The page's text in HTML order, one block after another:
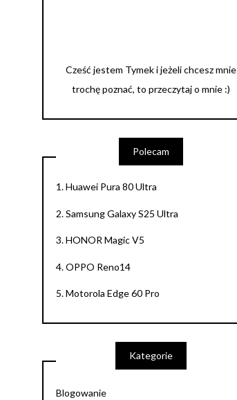
Cześć jestem Tymek i jeżeli chcesz mnie
trochę poznać, to przeczytaj o mnie :)
Polecam
1.Huawei Pura 80 Ultra
2.Samsung Galaxy S25 Ultra
3.HONOR Magic V5
4.OPPO Reno14
5.Motorola Edge 60 Pro
Kategorie
Blogowanie